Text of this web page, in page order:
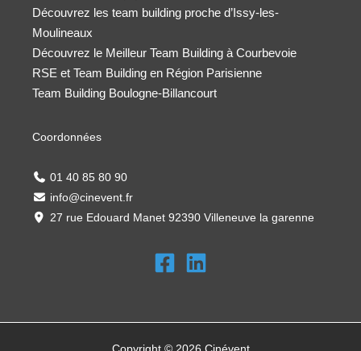
Découvrez les team building proche d’Issy-les-
Moulineaux
Découvrez le Meilleur Team Building à Courbevoie
RSE et Team Building en Région Parisienne
Team Building Boulogne-Billancourt
Coordonnées
01 40 85 80 90
info@cinevent.fr
27 rue Edouard Manet 92390 Villeneuve la garenne